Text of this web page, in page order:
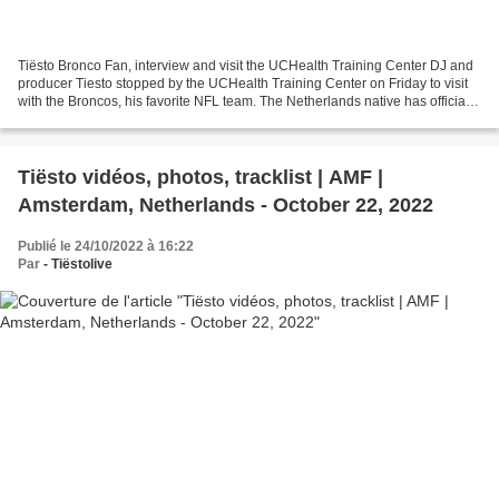
Tiësto Bronco Fan, interview and visit the UCHealth Training Center DJ and
producer Tiesto stopped by the UCHealth Training Center on Friday to visit
with the Broncos, his favorite NFL team. The Netherlands native has officially
Tiësto vidéos, photos, tracklist | AMF |
Amsterdam, Netherlands - October 22, 2022
Publié le 24/10/2022 à 16:22
Par - Tiëstolive